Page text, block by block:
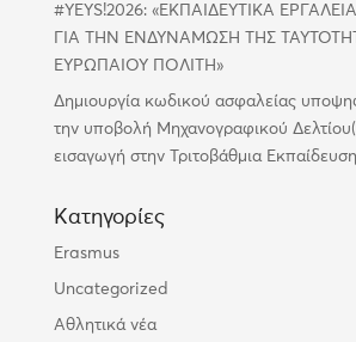
#YEYS!2026: «ΕΚΠΑΙΔΕΥΤΙΚΑ
ΓΙΑ ΤΗΝ ΕΝΔΥΝΑΜΩΣΗ ΤΗΣ
ΕΥΡΩΠΑΙΟΥ ΠΟΛΙΤΗ»
Δημιουργία κωδικού ασφαλείας
την υποβολή Μηχανογραφικού
εισαγωγή στην Τριτοβάθμια Εκπαίδευση
Kατηγορίες
Erasmus
Uncategorized
Αθλητικά νέα